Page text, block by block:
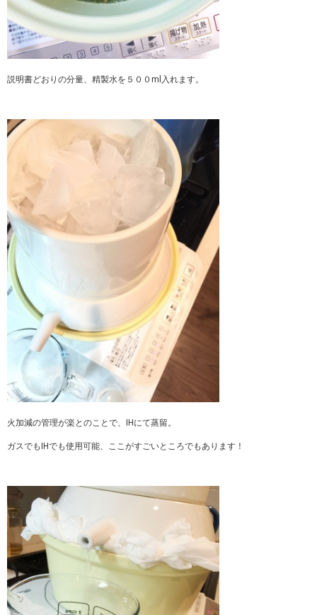
説明書どおりの分量、精製水を５００ml入れます。
火加減の管理が楽とのことで、IHにて蒸留。
ガスでもIHでも使用可能、ここがすごいところでもあります！